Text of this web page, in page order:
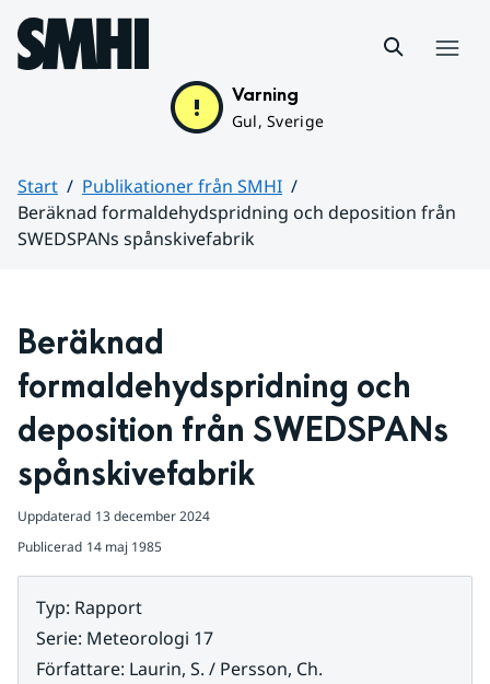
Hoppa till sidans innehåll
Varning
Gul, Sverige
Start
Publikationer från SMHI
Beräknad formaldehydspridning och deposition från
SWEDSPANs spånskivefabrik
Beräknad
formaldehydspridning och
deposition från SWEDSPANs
spånskivefabrik
Uppdaterad 13 december 2024
Publicerad 14 maj 1985
Typ: Rapport
Serie: Meteorologi 17
Författare: Laurin, S. / Persson, Ch.